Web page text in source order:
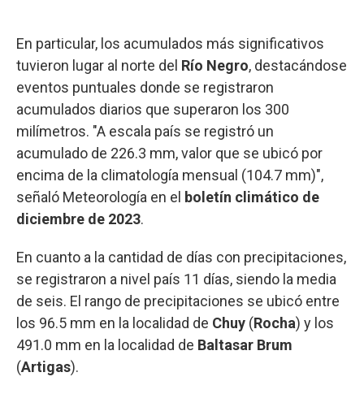
En particular, los acumulados más significativos
tuvieron lugar al norte del Río Negro, destacándose
eventos puntuales donde se registraron
acumulados diarios que superaron los 300
milímetros. "A escala país se registró un
acumulado de 226.3 mm, valor que se ubicó por
encima de la climatología mensual (104.7 mm)",
señaló Meteorología en el boletín climático de
diciembre de 2023.
En cuanto a la cantidad de días con precipitaciones,
se registraron a nivel país 11 días, siendo la media
de seis. El rango de precipitaciones se ubicó entre
los 96.5 mm en la localidad de Chuy (Rocha) y los
491.0 mm en la localidad de Baltasar Brum
(Artigas).